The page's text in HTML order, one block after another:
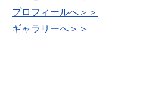
プロフィールへ＞＞
ギャラリーへ＞＞